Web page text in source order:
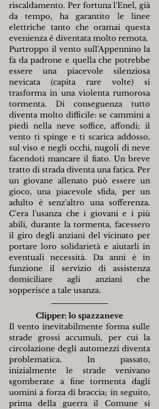
riscaldamento. Per fortuna l'Enel, già
da tempo, ha garantito le linee
elettriche tanto che oramai questa
evenienza è diventata molto remota.
Purtroppo il vento sull'Appennino la
fa da padrone e quella che potrebbe
essere una piacevole silenziosa
nevicata (capita rare volte) si
trasforma in una violenta rumorosa
tormenta. Di conseguenza tutto
diventa molto difficile: se cammini a
piedi nella neve soffice, affondi; il
vento ti spinge e ti scarica addosso,
sul viso e negli occhi, nugoli di neve
facendoti mancare il fiato. Un breve
tratto di strada diventa una fatica. Per
un giovane allenato può essere un
gioco, una piacevole sfida, per un
adulto è senz'altro una sofferenza.
C'era l'usanza che i giovani e i più
abili, durante la tormenta, facessero
il giro degli anziani del vicinato per
portare loro solidarietà e aiutarli in
eventuali necessità. Da anni è in
funzione il servizio di assistenza
domiciliare agli anziani che
sopperisce a tale usanza.
Clipper: lo spazzaneve
Il vento inevitabilmente forma sulle
strade grossi accumuli, per cui la
circolazione degli automezzi diventa
problematica. In passato,
inizialmente le strade venivano
sgomberate a fine tormenta dagli
uomini a forza di braccia; in seguito,
prima della guerra il Comune si